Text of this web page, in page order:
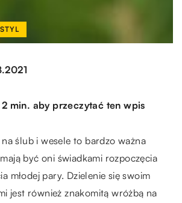
min. aby przeczytać ten wpis
ślub i wesele to bardzo ważna
być oni świadkami rozpoczęcia
młodej pary. Dzielenie się swoim
jest również znakomitą wróżbą na